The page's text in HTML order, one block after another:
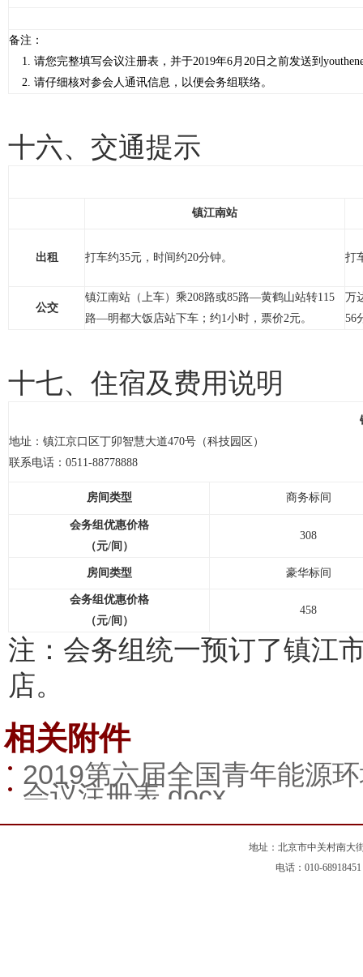
备注：
1. 请您完整填写会议注册表，并于2019年6月 20 日之前发送到
2. 请仔细核对参会人通讯信息，以便会务组联络。
十六、交通提示
镇江南站
出租 打车约35元，时间约20分钟。 打
公交
镇江南站（上车）乘208路或85路—黄鹤山站转115
路—明都大饭店站下车；约1小时，票价2元。
万
56
十七、住宿及费用说明
地址：镇江京口区丁卯智慧大道470号（科技园区）
联系电话：0511-88778888
房间类型 商务标间
会务组优惠价格
（元/间）
308
房间类型 豪华标间
会务组优惠价格
（元/间）
458
注：会务组统一预订了镇江
店。
相关附件
2019第六届全国青年能源
会议注册表.docx
地址：北京市中关村南大
电话：010-